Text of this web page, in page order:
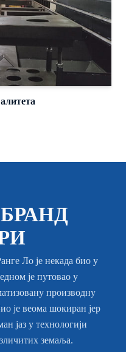
Ло је некада био у
је путовао у
производну
је веома шокиран јер
јаз у технологији
земаља.